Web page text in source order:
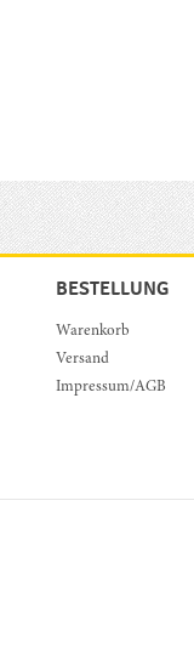
BESTELLUNG
Warenkorb
Versand
Impressum/AGB